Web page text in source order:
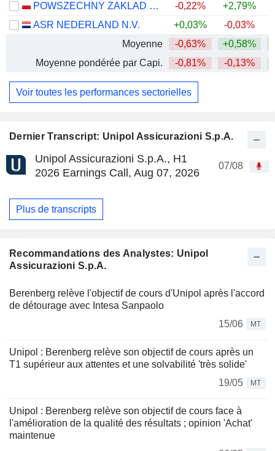
Dernier Transcript: Unipol Assicurazioni S.p.A.
Unipol Assicurazioni S.p.A., H1
2026 Earnings Call, Aug 07, 2026
07/08
Plus de transcripts
Recommandations des Analystes: Unipol
Assicurazioni S.p.A.
Berenberg relève l'objectif de cours d'Unipol après l'accord
de détourage avec Intesa Sanpaolo
15/06
MT
Unipol : Berenberg relève son objectif de cours après un
T1 supérieur aux attentes et une solvabilité 'très solide'
19/05
MT
Unipol : Berenberg relève son objectif de cours face à
l'amélioration de la qualité des résultats ; opinion 'Achat'
maintenue
POWSZECHNY ZAKLAD UBEZPIECZE? SPÓLKA AKCYJNA
-0,22% +2,79%
ASR NEDERLAND N.V.
+0,03% -0,03%
Moyenne
-0,63% +0,58%
Moyenne pondérée par Capi.
-0,81% -0,13%
Voir toutes les performances sectorielles